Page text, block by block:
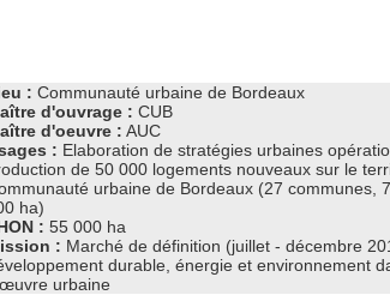
: Communauté urbaine de Bordeaux
d'ouvrage : CUB
d'oeuvre : AUC
: Elaboration de stratégies urbaines
de 50 000 logements nouveaux sur le
urbaine de Bordeaux (27 communes,
ha)
: 55 000 ha
: Marché de définition (juillet - décembre
durable, énergie et environnement
urbaine